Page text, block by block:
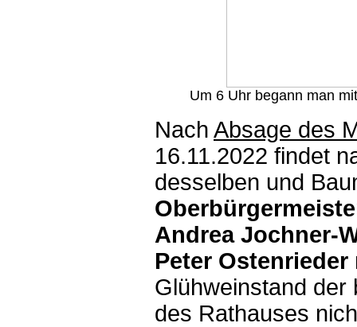
Um 6 Uhr begann man
Nach Absage des
16.11.2022 findet
desselben und
Andrea Jochner-
Peter Ostenrieder
Glühweinstand der
des Rathauses